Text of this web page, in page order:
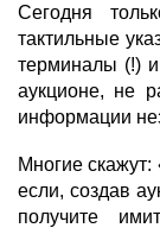
Сегодня
тактильные
терминалы (!)
аукционе, не
информации
Многие скажут:
если, создав
получите